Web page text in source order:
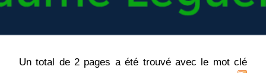
Un total de 2 pages a été trouvé avec le mot clé